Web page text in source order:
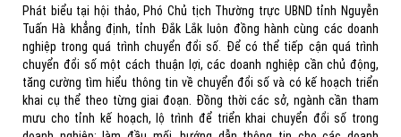
Phát biểu tại hội thảo, Phó Chủ tịch Thường trực UBND tỉnh Nguyễn
Tuấn Hà khẳng định, tỉnh Đắk Lắk luôn đồng hành cùng các doanh
nghiệp trong quá trình chuyển đổi số. Để có thể tiếp cận quá trình
chuyển đổi số một cách thuận lợi, các doanh nghiệp cần chủ động,
tăng cường tìm hiểu thông tin về chuyển đổi số và có kế hoạch triển
khai cụ thể theo từng giai đoạn. Đồng thời các sở, ngành cần tham
mưu cho tỉnh kế hoạch, lộ trình để triển khai chuyển đổi số trong